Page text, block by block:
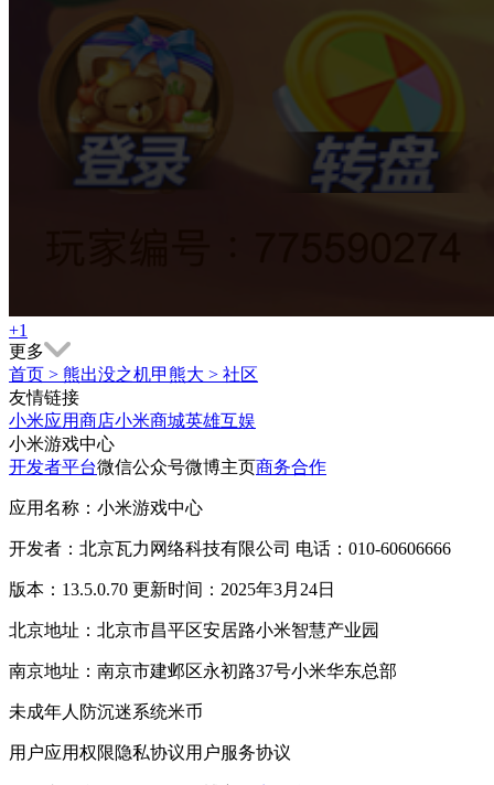
+1
更多
首页 > 熊出没之机甲熊大 > 社区
友情链接
小米应用商店小米商城英雄互娱
小米游戏中心
开发者平台微信公众号微博主页商务合作
应用名称：小米游戏中心
开发者：北京瓦力网络科技有限公司 电话：010-60606666
版本：13.5.0.70 更新时间：2025年3月24日
北京地址：北京市昌平区安居路小米智慧产业园
南京地址：南京市建邺区永初路37号小米华东总部
未成年人防沉迷系统米币
用户应用权限隐私协议用户服务协议